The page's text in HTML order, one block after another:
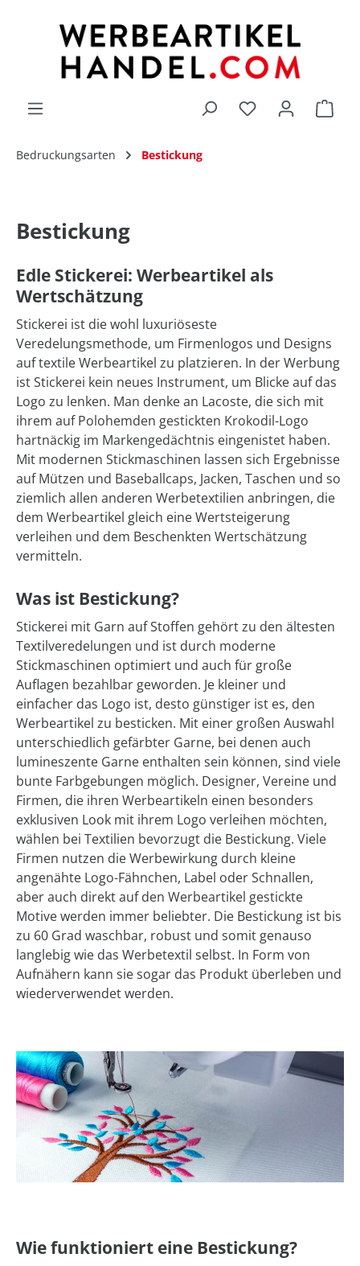
Du hast 0
Bedruckungsarten Bestickung
Bestickung
Edle Stickerei: Werbeartikel als
Wertschätzung
Stickerei ist die wohl luxuriöseste
Veredelungsmethode, um Firmenlogos und Designs
auf textile Werbeartikel zu platzieren. In der Werbung
ist Stickerei kein neues Instrument, um Blicke auf das
Logo zu lenken. Man denke an Lacoste, die sich mit
ihrem auf Polohemden gestickten Krokodil-Logo
hartnäckig im Markengedächtnis eingenistet haben.
Mit modernen Stickmaschinen lassen sich Ergebnisse
auf Mützen und Baseballcaps, Jacken, Taschen und so
ziemlich allen anderen Werbetextilien anbringen, die
dem Werbeartikel gleich eine Wertsteigerung
verleihen und dem Beschenkten Wertschätzung
vermitteln.
Was ist Bestickung?
Stickerei mit Garn auf Stoffen gehört zu den ältesten
Textilveredelungen und ist durch moderne
Stickmaschinen optimiert und auch für große
Auflagen bezahlbar geworden. Je kleiner und
einfacher das Logo ist, desto günstiger ist es, den
Werbeartikel zu besticken. Mit einer großen Auswahl
unterschiedlich gefärbter Garne, bei denen auch
lumineszente Garne enthalten sein können, sind viele
bunte Farbgebungen möglich. Designer, Vereine und
Firmen, die ihren Werbeartikeln einen besonders
exklusiven Look mit ihrem Logo verleihen möchten,
wählen bei Textilien bevorzugt die Bestickung. Viele
Firmen nutzen die Werbewirkung durch kleine
angenähte Logo-Fähnchen, Label oder Schnallen,
aber auch direkt auf den Werbeartikel gestickte
Motive werden immer beliebter. Die Bestickung ist bis
zu 60 Grad waschbar, robust und somit genauso
langlebig wie das Werbetextil selbst. In Form von
Aufnähern kann sie sogar das Produkt überleben und
wiederverwendet werden.
Wie funktioniert eine Bestickung?